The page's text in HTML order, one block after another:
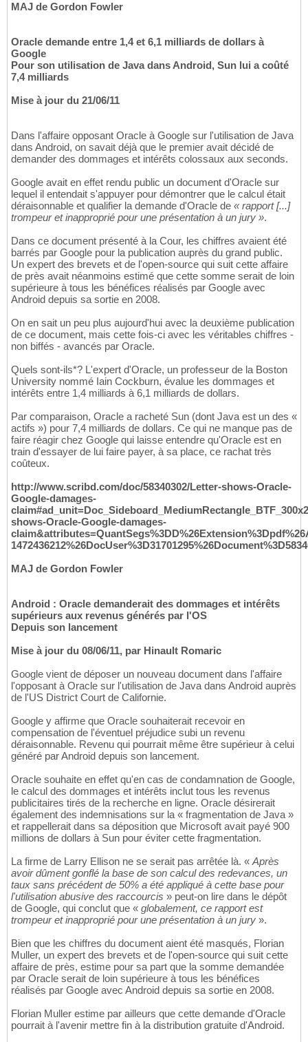
MAJ de Gordon Fowler
Oracle demande entre 1,4 et 6,1 milliards de dollars à
Google
Pour son utilisation de Java dans Android, Sun lui a coûté
7,4 milliards
Mise à jour du 21/06/11
Dans l'affaire opposant Oracle à Google sur l'utilisation de Java
dans Android, on savait déjà que le premier avait décidé de
demander des dommages et intérêts colossaux aux seconds.
Google avait en effet rendu public un document d'Oracle sur
lequel il entendait s'appuyer pour démontrer que le calcul était
déraisonnable et qualifier la demande d'Oracle de « rapport [...]
trompeur et inapproprié pour une présentation à un jury ».
Dans ce document présenté à la Cour, les chiffres avaient été
barrés par Google pour la publication auprès du grand public.
Un expert des brevets et de l'open-source qui suit cette affaire
de près avait néanmoins estimé que cette somme serait de loin
supérieure à tous les bénéfices réalisés par Google avec
Android depuis sa sortie en 2008.
On en sait un peu plus aujourd'hui avec la deuxième publication
de ce document, mais cette fois-ci avec les véritables chiffres -
non biffés - avancés par Oracle.
Quels sont-ils*? L'expert d'Oracle, un professeur de la Boston
University nommé Iain Cockburn, évalue les dommages et
intérêts entre 1,4 milliards à 6,1 milliards de dollars.
Par comparaison, Oracle a racheté Sun (dont Java est un des «
actifs ») pour 7,4 milliards de dollars. Ce qui ne manque pas de
faire réagir chez Google qui laisse entendre qu'Oracle est en
train d'essayer de lui faire payer, à sa place, ce rachat très
coûteux.
http://www.scribd.com/doc/58340302/Letter-shows-Oracle-
Google-damages-
shows-Oracle-Google-damages-
MAJ de Gordon Fowler
Android : Oracle demanderait des dommages et intérêts
supérieurs aux revenus générés par l'OS
Depuis son lancement
Mise à jour du 08/06/11, par Hinault Romaric
Google vient de déposer un nouveau document dans l'affaire
l'opposant à Oracle sur l'utilisation de Java dans Android auprès
de l'US District Court de Californie.
Google y affirme que Oracle souhaiterait recevoir en
compensation de l'éventuel préjudice subi un revenu
déraisonnable. Revenu qui pourrait même être supérieur à celui
généré par Android depuis son lancement.
Oracle souhaite en effet qu'en cas de condamnation de Google,
le calcul des dommages et intérêts inclut tous les revenus
publicitaires tirés de la recherche en ligne. Oracle désirerait
également des indemnisations sur la « fragmentation de Java »
et rappellerait dans sa déposition que Microsoft avait payé 900
millions de dollars à Sun pour éviter cette fragmentation.
La firme de Larry Ellison ne se serait pas arrêtée là. « Après
avoir dûment gonflé la base de son calcul des redevances, un
taux sans précédent de 50% a été appliqué à cette base pour
l'utilisation abusive des raccourcis » peut-on lire dans le dépôt
de Google, qui conclut que « globalement, ce rapport est
trompeur et inapproprié pour une présentation à un jury ».
Bien que les chiffres du document aient été masqués, Florian
Muller, un expert des brevets et de l'open-source qui suit cette
affaire de près, estime pour sa part que la somme demandée
par Oracle serait de loin supérieure à tous les bénéfices
réalisés par Google avec Android depuis sa sortie en 2008.
Florian Muller estime par ailleurs que cette demande d'Oracle
pourrait à l'avenir mettre fin à la distribution gratuite d'Android.